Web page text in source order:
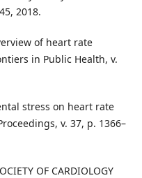
2018.
of heart rate
in Public Health, v.
stress on heart rate
v. 37, p. 1366–
OF CARDIOLOGY